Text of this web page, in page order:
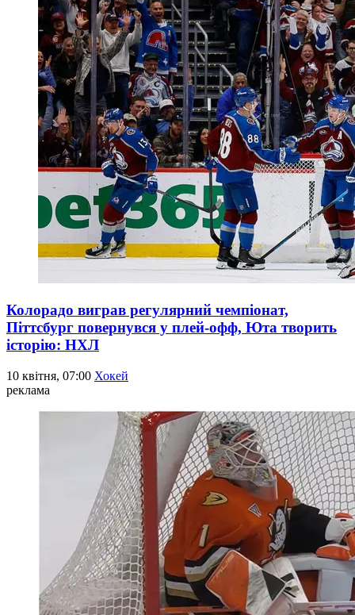
Колорадо виграв регулярний чемпіонат,
Піттсбург повернувся у плей-офф, Юта творить
історію: НХЛ
10 квітня, 07:00 Хокей
реклама